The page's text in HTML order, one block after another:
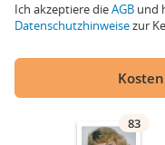
Ich akzeptiere dieAGB und
Datenschutzhinweisezur
83